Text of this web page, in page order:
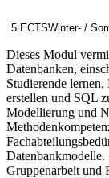
5 ECTSWinter- /
Dieses Modul
Datenbanken,
Studierende
erstellen und SQL
Modellierung und
Datenbankmodelle.
Gruppenarbeit und